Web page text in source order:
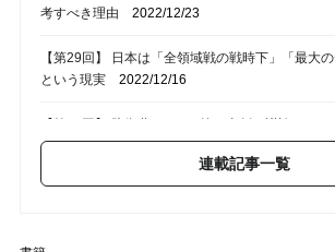
考すべき理由 2022/12/23
【第29回】 日本は「全領域戦の戦時下」「最大の
という現実 2022/12/16
の怠慢2022/12/09
【第27回】 「スパイ防止法」がない日本！いつ
連載記事一覧